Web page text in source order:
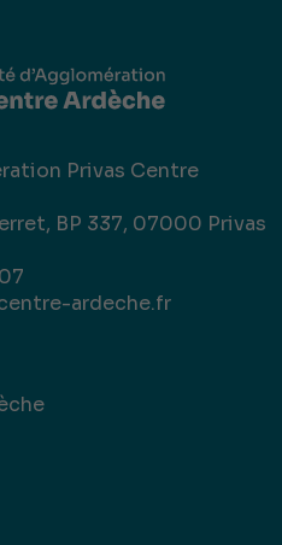
Privas Centre
BP 337, 07000 Privas
ardeche.fr